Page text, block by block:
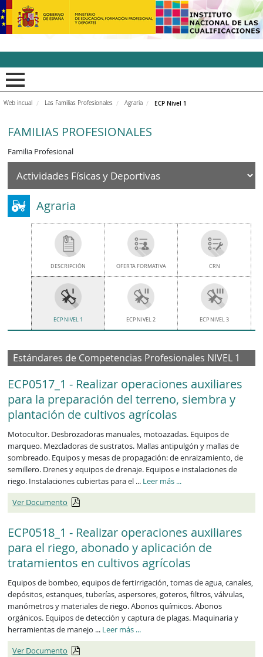
INCUAl - Instituto
Web incual Las Familias Profesionales Agraria ECP Nivel 1
FAMILIAS PROFESIONALES
Familia Profesional
Agraria
DESCRIPCIÓN OFERTA FORMATIVA CRN
ECP NIVEL 1 ECP NIVEL 2 ECP NIVEL 3
Estándares de Competencias Profesionales NIVEL 1
ECP0517_1 - Realizar operaciones auxiliares
para la preparación del terreno, siembra y
plantación de cultivos agrícolas
Motocultor. Desbrozadoras manuales, motoazadas. Equipos de
marqueo. Mezcladoras de sustratos. Mallas antipulgón y mallas de
sombreado. Equipos y mesas de propagación: de enraizamiento, de
semillero. Drenes y equipos de drenaje. Equipos e instalaciones de
riego. Instalaciones cubiertas para el ... Leer más ...
Ver Documento
ECP0518_1 - Realizar operaciones auxiliares
para el riego, abonado y aplicación de
tratamientos en cultivos agrícolas
Equipos de bombeo, equipos de fertirrigación, tomas de agua, canales,
depósitos, estanques, tuberías, aspersores, goteros, filtros, válvulas,
manómetros y materiales de riego. Abonos químicos. Abonos
orgánicos. Equipos de detección y captura de plagas. Maquinaria y
herramientas de manejo ... Leer más ...
Ver Documento